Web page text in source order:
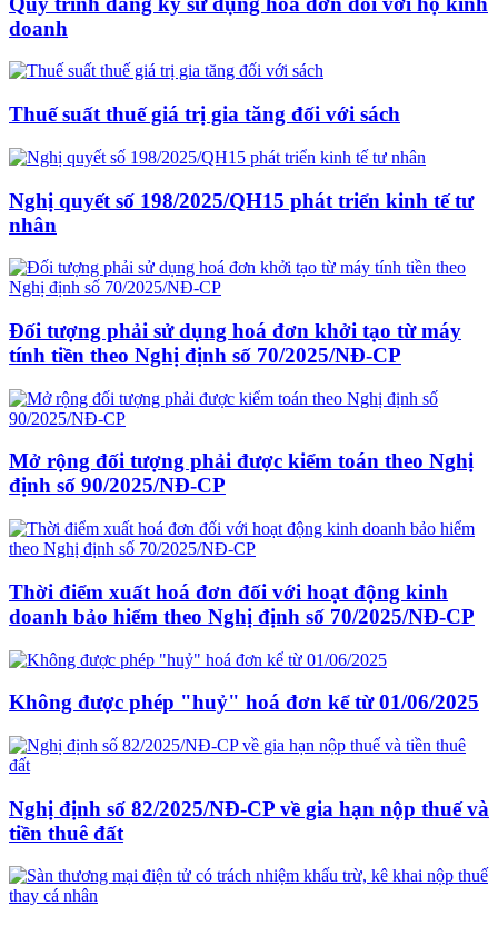
doanh
Thuế suất thuế giá trị gia tăng đối với sách
Nghị quyết số 198/2025/QH15 phát triển kinh tế tư
nhân
Đối tượng phải sử dụng hoá đơn khởi tạo từ máy
tính tiền theo Nghị định số 70/2025/NĐ-CP
Mở rộng đối tượng phải được kiểm toán theo Nghị
định số 90/2025/NĐ-CP
Thời điểm xuất hoá đơn đối với hoạt động kinh
doanh bảo hiểm theo Nghị định số 70/2025/NĐ-CP
Không được phép "huỷ" hoá đơn kể từ 01/06/2025
Nghị định số 82/2025/NĐ-CP về gia hạn nộp thuế và
tiền thuê đất